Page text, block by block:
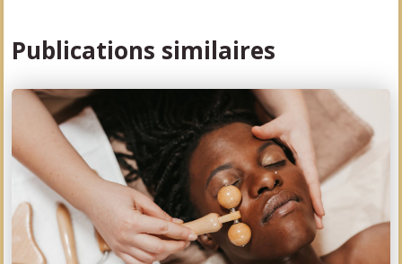
Publications similaires